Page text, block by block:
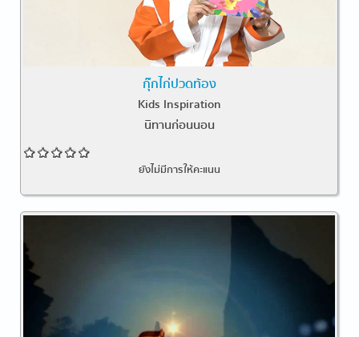
กุ๊กไก่ปวดท้อง
Kids Inspiration
นิทานก่อนนอน
ยังไม่มีการให้คะแนน